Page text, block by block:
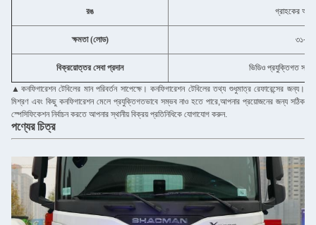
রঙ গ্রাহকের
ক্ষমতা (লোড) ৩১-৪০
বিক্রয়োত্তর সেবা প্রদান ভিডিও প্রযুক্তিগত
▲ কনফিগারেশন টেবিলের মান পরিবর্তন সাপেক্ষে। কনফিগারেশন টেবিলের তথ্য শুধুমাত্র রেফারেন্সের জন্য।
মিশ্রণ এবং কিছু কনফিগারেশন মেলে প্রযুক্তিগতভাবে সম্ভব নাও হতে পারে,আপনার প্রয়োজনের জন্য সঠিক
স্পেসিফিকেশন নির্বাচন করতে আপনার স্থানীয় বিক্রয় প্রতিনিধিকে যোগাযোগ করুন.
পণ্যের চিত্র